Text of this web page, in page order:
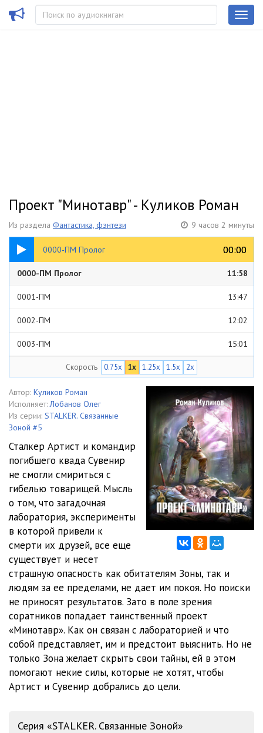
Проект "Минотавр" - Куликов Роман
Из раздела Фантастика, фэнтези 9 часов 2 минуты
0000-ПМ Пролог 00:00
00:00
11:58
0000-ПМ Пролог 11:58
0001-ПМ 13:47
0002-ПМ 12:02
0003-ПМ 15:01
0005-ПМ 30:07
0006-ПМ 17:40
22:14
0008-ПМ 43:31
0009-ПМ 34:55
0010-ПМ 40:16
0011-ПМ 1:02:14
0012-ПМ
0013-ПМ 16:29
0014-ПМ
0015-ПМ 54:18
0016-ПМ эпилог 01:21
Скорость 0.75x 1x 1.25x 1.5x 2x
Автор: Куликов Роман
Исполняет: Лобанов Олег
Из серии: STALKER. Связанные
Зоной #5
Сталкер Артист и командир
погибшего квада Сувенир
не смогли смириться с
гибелью товарищей. Мысль
о том, что загадочная
лаборатория, эксперименты
в которой привели к
смерти их друзей, все еще
существует и несет
страшную опасность как обитателям Зоны, так и
людям за ее пределами, не дает им покоя. Но поиски
не приносят результатов. Зато в поле зрения
соратников попадает таинственный проект
«Минотавр». Как он связан с лабораторией и что
собой представляет, им и предстоит выяснить. Но не
только Зона желает скрыть свои тайны, ей в этом
помогают некие силы, которые не хотят, чтобы
Артист и Сувенир добрались до цели.
Серия «STALKER. Связанные Зоной»